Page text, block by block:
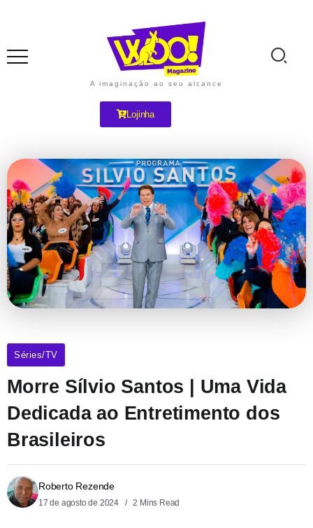
A imaginação ao seu alcance
Lojinha
Séries/TV
Morre Sílvio Santos | Uma Vida
Dedicada ao Entretimento dos
Brasileiros
Roberto Rezende
17 de agosto de 2024 2 Mins Read